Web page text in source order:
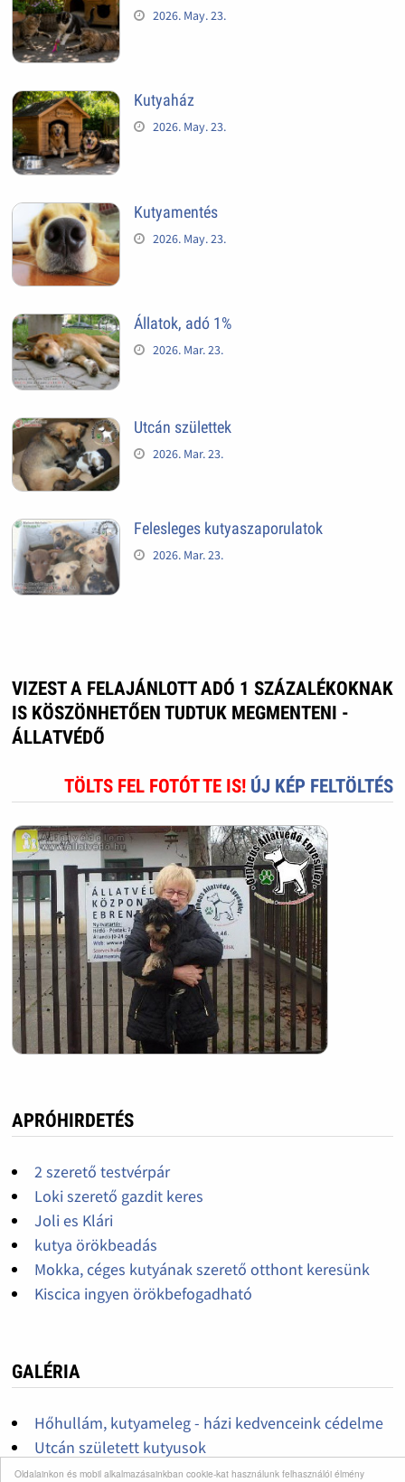
Oldalainkon és mobil alkalmazásainkban cookie-kat használunk felhasználói élmény
2026. May. 23.
Kutyaház
2026. May. 23.
Kutyamentés
2026. May. 23.
Állatok, adó 1%
2026. Mar. 23.
Utcán születtek
2026. Mar. 23.
Felesleges kutyaszaporulatok
2026. Mar. 23.
VIZEST A FELAJÁNLOTT ADÓ 1 SZÁZALÉKOKNAK
IS KÖSZÖNHETŐEN TUDTUK MEGMENTENI -
ÁLLATVÉDŐ
TÖLTS FEL FOTÓT TE IS! ÚJ KÉP FELTÖLTÉS
APRÓHIRDETÉS
2 szerető testvérpár
Loki szerető gazdit keres
Joli es Klári
kutya örökbeadás
Mokka, céges kutyának szerető otthont keresünk
Kiscica ingyen örökbefogadható
GALÉRIA
Hőhullám, kutyameleg - házi kedvenceink cédelme
Utcán született kutyusok
Kutyusok, kölyök kutyák